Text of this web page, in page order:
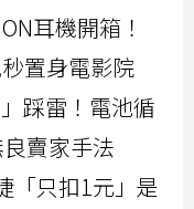
耳機開箱！
置身電影院
踩雷！電池循
賣家手法
「只扣1元」是